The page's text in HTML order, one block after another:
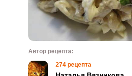
Автор рецепта:
274 рецепта